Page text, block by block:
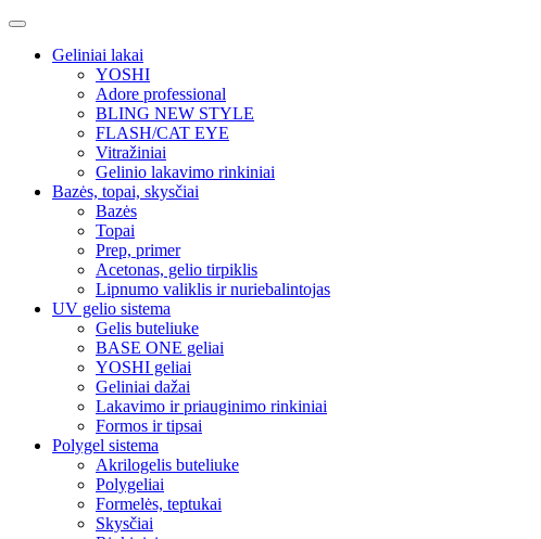
Geliniai lakai
YOSHI
Adore professional
BLING NEW STYLE
FLASH/CAT EYE
Vitražiniai
Gelinio lakavimo rinkiniai
Bazės, topai, skysčiai
Bazės
Topai
Prep, primer
Acetonas, gelio tirpiklis
Lipnumo valiklis ir nuriebalintojas
UV gelio sistema
Gelis buteliuke
BASE ONE geliai
YOSHI geliai
Geliniai dažai
Lakavimo ir priauginimo rinkiniai
Formos ir tipsai
Polygel sistema
Akrilogelis buteliuke
Polygeliai
Formelės, teptukai
Skysčiai